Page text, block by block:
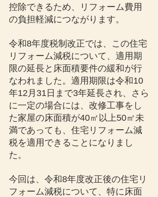
控除できるため、リフォーム費用
の負担軽減につながります。
令和8年度税制改正では、この住宅
リフォーム減税について、適用期
限の延長と床面積要件の緩和が行
なわれました。適用期限は令和10
年12月31日まで3年延長され、さら
に一定の場合には、改修工事をし
た家屋の床面積が40㎡以上50㎡未
満であっても、住宅リフォーム減
税を適用できることになりまし
た。
今回は、令和8年度改正後の住宅リ
フォーム減税について、特に床面